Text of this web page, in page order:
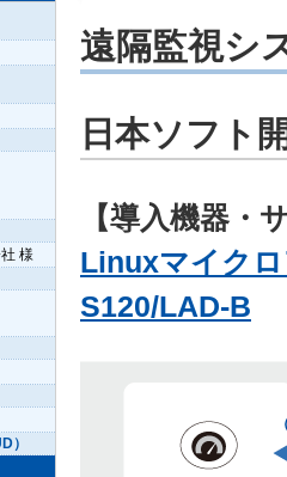
遠隔監視シ
日本ソフト
【導入機器・
Linuxマイク
S120/LAD-B
様
）